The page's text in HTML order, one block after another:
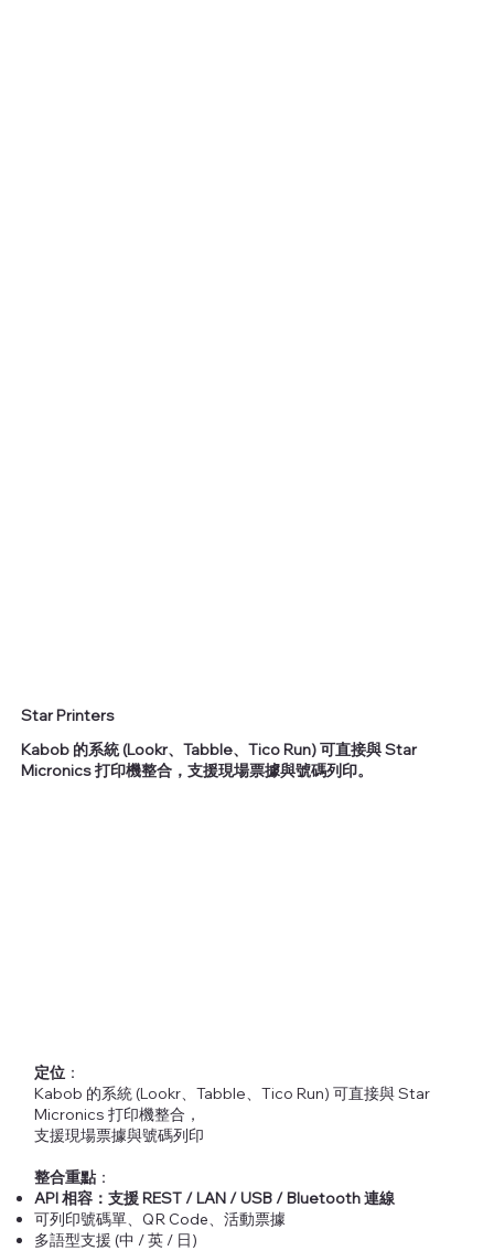
Star Printers
Kabob 的系統 (Lookr、Tabble、Tico Run) 可直接與 Star
Micronics 打印機整合，支援現場票據與號碼列印。
定位：
Kabob 的系統 (Lookr、Tabble、Tico Run) 可直接與 Star
Micronics 打印機整合，
支援現場票據與號碼列印
整合重點：
API 相容：支援 REST / LAN / USB / Bluetooth 連線
可列印號碼單、QR Code、活動票據
多語型支援 (中 / 英 / 日)